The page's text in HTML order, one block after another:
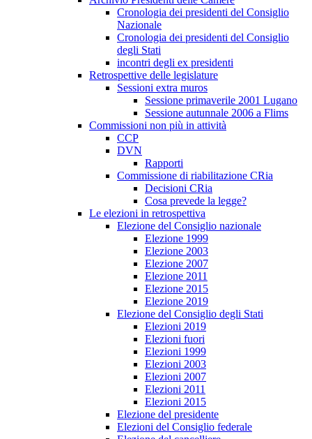
Cronologia dei presidenti del Consiglio
Nazionale
Cronologia dei presidenti del Consiglio
degli Stati
incontri degli ex presidenti
Retrospettive delle legislature
Sessioni extra muros
Sessione primaverile 2001 Lugano
Sessione autunnale 2006 a Flims
Commissioni non più in attività
CCP
DVN
Rapporti
Commissione di riabilitazione CRia
Decisioni CRia
Cosa prevede la legge?
Le elezioni in retrospettiva
Elezione del Consiglio nazionale
Elezione 1999
Elezione 2003
Elezione 2007
Elezione 2011
Elezione 2015
Elezione 2019
Elezione del Consiglio degli Stati
Elezioni 2019
Elezioni fuori
Elezioni 1999
Elezioni 2003
Elezioni 2007
Elezioni 2011
Elezioni 2015
Elezione del presidente
Elezioni del Consiglio federale